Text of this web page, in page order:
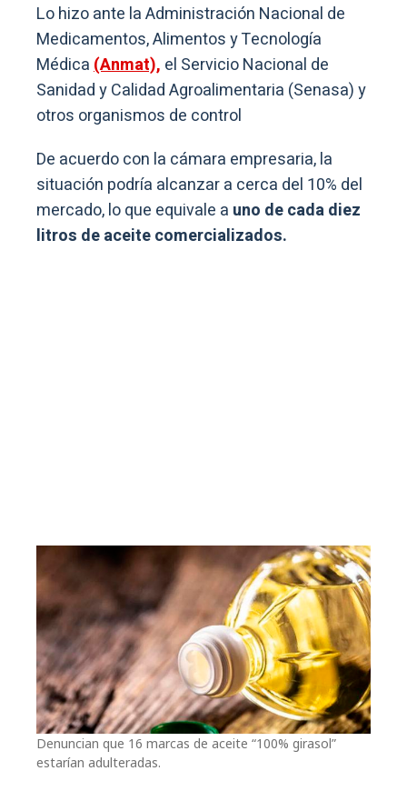
Lo hizo ante la Administración Nacional de
Medicamentos, Alimentos y Tecnología
Médica(Anmat), el Servicio Nacional de
Sanidad y Calidad Agroalimentaria (Senasa) y
otros organismos de control
De acuerdo con la cámara empresaria, la
situación podría alcanzar a cerca del 10% del
mercado, lo que equivale a uno de cada diez
litros de aceite comercializados.
Denuncian que 16 marcas de aceite “100% girasol”
estarían adulteradas.